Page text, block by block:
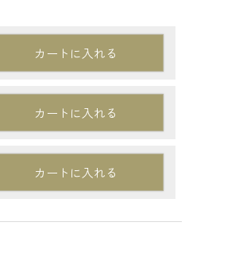
カートに入れる
カートに入れる
カートに入れる